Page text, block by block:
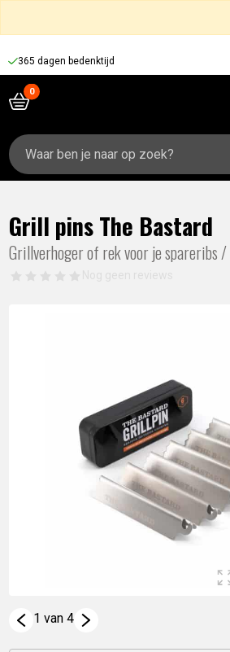
365 dagen bedenktijd
Zoeken
naar:
Grill pins The Bastard
Grillverhoger of rek voor je spareribs /
1 van 4